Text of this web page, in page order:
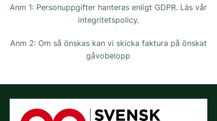
Anm 1: Personuppgifter hanteras enligt GDPR. Läs vår
integritetspolicy.
Anm 2: Om så önskas kan vi skicka faktura på önskat
gåvobelopp